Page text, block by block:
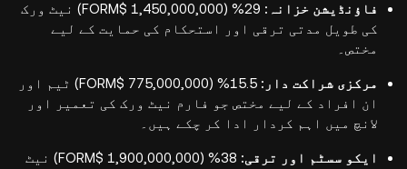
فاؤنڈیشن خزانہ:
29% (1,450,000,000 $FORM) نیٹ ورک
کی طویل مدتی ترقی اور استحکام کی حمایت کے لیے
مختص۔
مرکزی شراکت دار:
15.5% (775,000,000 $FORM) ٹیم اور
ان افراد کے لیے مختص جو فارم نیٹ ورک کی تعمیر اور
لانچ میں اہم کردار ادا کر چکے ہیں۔
ایکو سسٹم اور ترقی:
38% (1,900,000,000 $FORM) نیٹ